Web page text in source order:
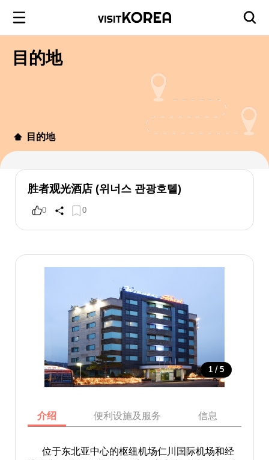
目的地
目的地
胜者观光酒店 (위너스 관광호텔)
0 0
1 / 5
介绍 便利设施及服务 信息
位于东北亚中心的枢纽机场仁川国际机场和经